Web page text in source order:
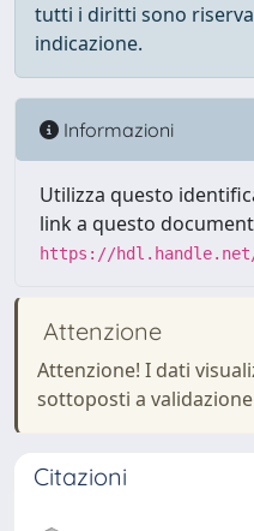
tutti i diritti sono
indicazione.
Informazioni
Utilizza questo
link a questo
https://hdl.handle.net/
Attenzione
Attenzione! I dati
sottoposti a
Citazioni